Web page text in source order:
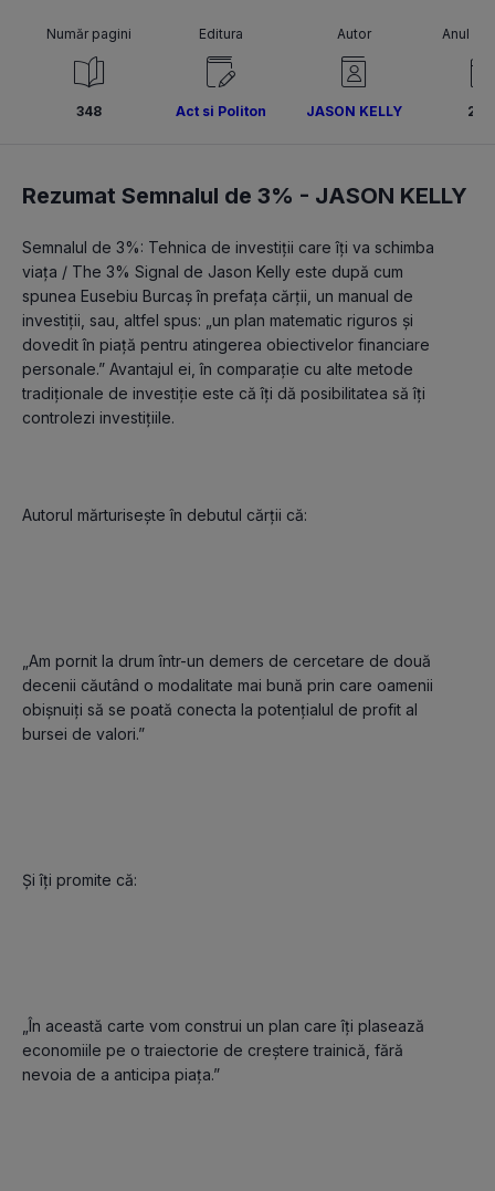
Număr pagini
348
Editura
Act si Politon
Autor
JASON KELLY
Anul
Rezumat Semnalul de 3% - JASON KELLY
Semnalul de 3%: Tehnica de investiții care îți va schimba
viața / The 3% Signal de Jason Kelly este după cum
spunea Eusebiu Burcaș în prefața cărții, un manual de
investiții, sau, altfel spus: „un plan matematic riguros și
dovedit în piață pentru atingerea obiectivelor financiare
personale.” Avantajul ei, în comparație cu alte metode
tradiționale de investiție este că îți dă posibilitatea să îți
Autorul mărturisește în debutul cărții că:
„Am pornit la drum într-un demers de cercetare de două
decenii căutând o modalitate mai bună prin care oamenii
obișnuiți să se poată conecta la potențialul de profit al
bursei de valori.”
Și îți promite că:
„În această carte vom construi un plan care îți plasează
economiile pe o traiectorie de creștere trainică, fără
nevoia de a anticipa piața.”